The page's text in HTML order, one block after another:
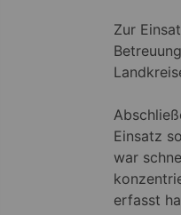
Zur
Einsatz
war
erfasst